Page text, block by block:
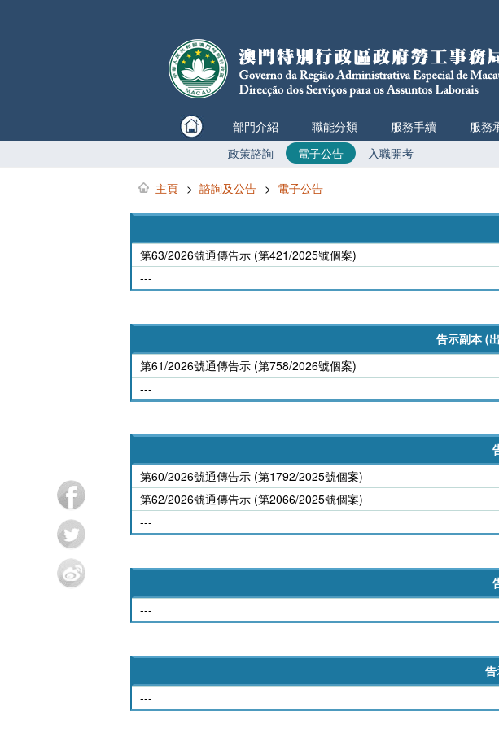
部門介紹 職能分類 服務手續 服務
政策諮詢
電子公告 入職開考
主頁 > 諮詢及公告 > 電子公告
第63/2026號通傳告示 (第421/2025號個案)
---
告示副本 (
第61/2026號通傳告示 (第758/2026號個案)
---
第60/2026號通傳告示 (第1792/2025號個案)
第62/2026號通傳告示 (第2066/2025號個案)
---
---
---